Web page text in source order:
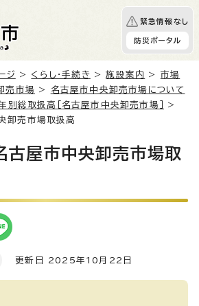
緊急情報なし
防災ポータル
ジ > くらし・手続き >施設案内 > 市場
売市場 >
名古屋市中央卸売市場について
別総取扱高［名古屋市中央卸売市場］
>
売市場取扱高
屋市中央卸売市場取
更新日 2025年10月22日